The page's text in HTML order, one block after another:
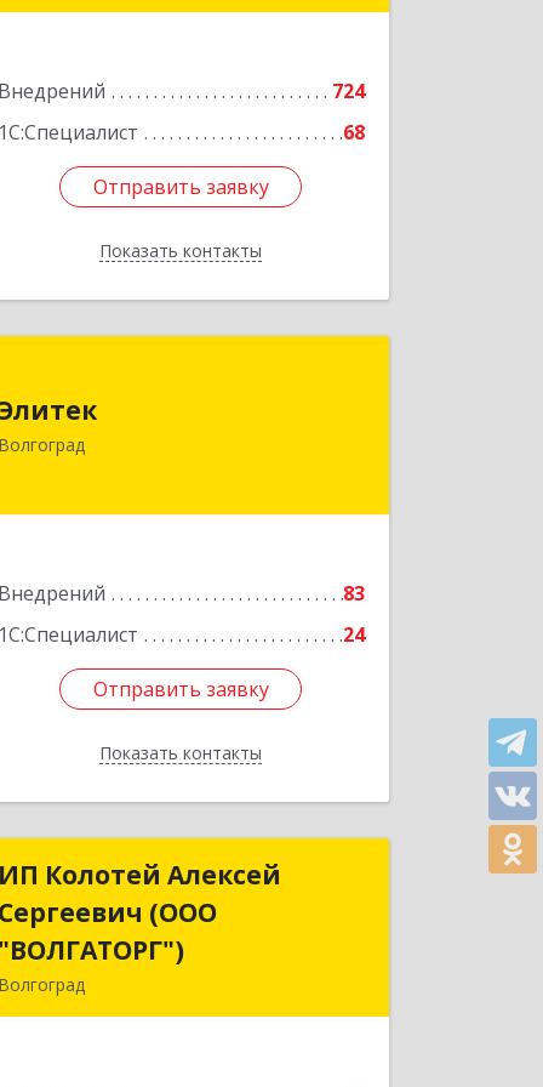
Внедрений
724
1С:Специалист
68
Отправить заявку
Показать контакты
Подробнее
Отправить заявку
Назад
Волгоград
Внедрений
83
1С:Специалист
24
Отправить заявку
Показать контакты
Подробнее
Отправить заявку
Назад
ИП Колотей Алексей
Сергеевич (ООО
"ВОЛГАТОРГ")
Волгоград
ИП Колотей Алексей
Сергеевич (ООО
"ВОЛГАТОРГ")